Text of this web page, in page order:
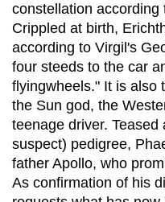
constellation
Crippled at birth,
according to Virgil's
four steeds to the car
flyingwheels." It is also
the Sun god, the
teenage driver.
suspect) pedigree,
father Apollo, who
As confirmation of his